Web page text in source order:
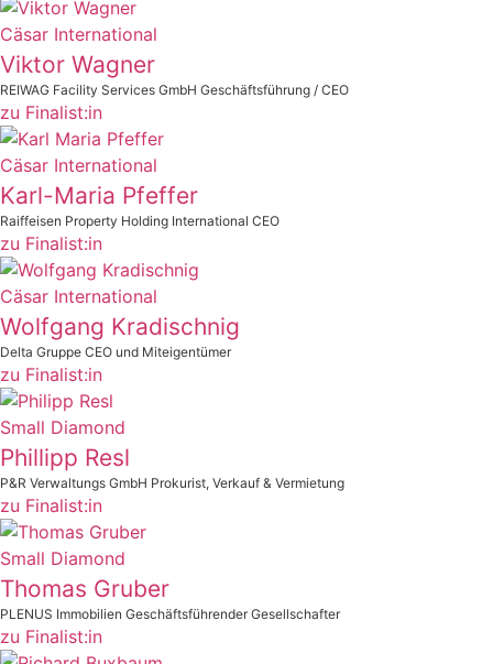
Cäsar International
Viktor Wagner
REIWAG Facility Services GmbH Geschäftsführung / CEO
zu Finalist:in
Cäsar International
Karl-Maria Pfeffer
Raiffeisen Property Holding International CEO
zu Finalist:in
Cäsar International
Wolfgang Kradischnig
Delta Gruppe CEO und Miteigentümer
zu Finalist:in
Small Diamond
Phillipp Resl
P&R Verwaltungs GmbH Prokurist, Verkauf & Vermietung
zu Finalist:in
Small Diamond
Thomas Gruber
PLENUS Immobilien Geschäftsführender Gesellschafter
zu Finalist:in